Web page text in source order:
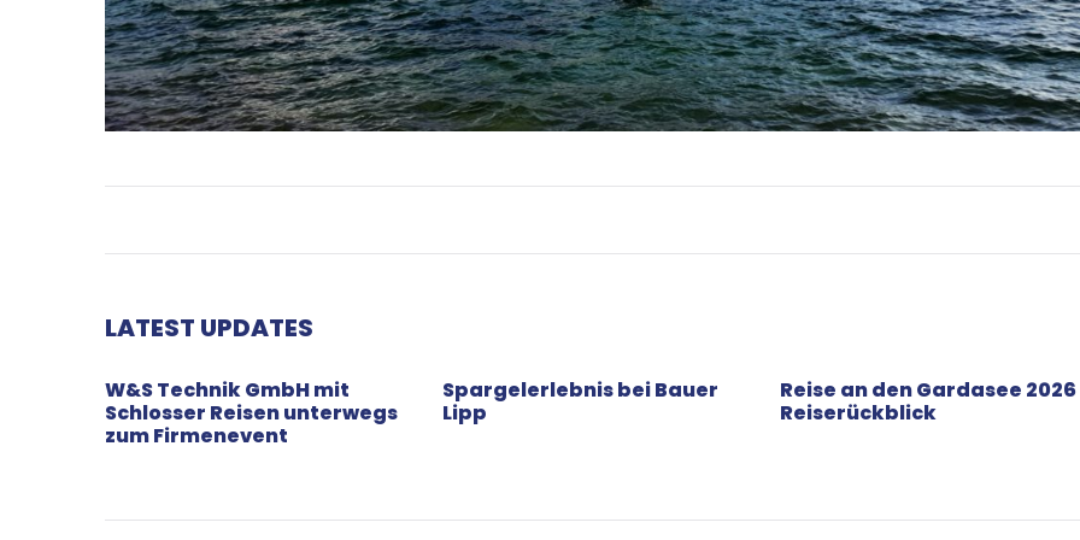
LATEST UPDATES
W&S Technik GmbH mit
Schlosser Reisen unterwegs
zum Firmenevent
Spargelerlebnis bei Bauer
Lipp
Reise an den Gardasee 2026
Reiserückblick